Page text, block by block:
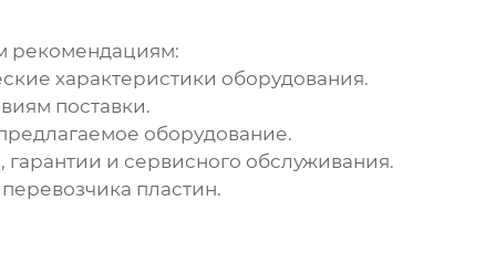
рекомендациям:
характеристики оборудования.
поставки.
оборудование.
и сервисного обслуживания.
перевозчика пластин.